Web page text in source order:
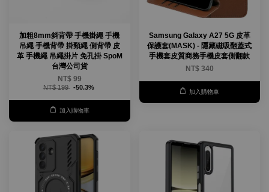
加粗8mm斜背帶 手機掛繩 手機
吊繩 手機背帶 掛頸繩 側背帶 皮
革 手機繩 吊繩掛片 免孔掛 SpoM
台灣公司貨
NT$ 99
NT$ 199 -50.3%
加入購物車
Samsung Galaxy A27 5G 皮革
保護套(MASK) - 隱藏磁吸翻蓋式
手機套皮質商務手機皮套側翻款
NT$ 340
加入購物車